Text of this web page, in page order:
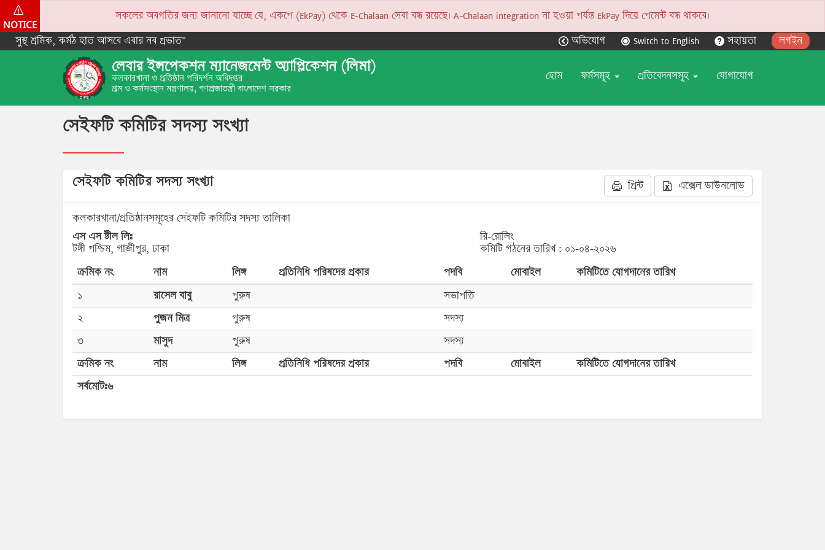
NOTICE
সকলের অবগতির জন্য জানানো যাচ্ছে যে, একপে (EkPay) থেকে E-Chalaan সেবা বন্ধ রয়েছে। A-Chalaan integration না হওয়া পর্যন্ত EkPay দিয়ে পেমেন্ট বন্ধ থাকবে।
সুস্থ শ্রমিক, কর্মঠ হাত আসবে এবার নব প্রভাত”
অভিযোগ Switch to English সহায়তা লগইন
লেবার ইন্সপেকশন ম্যানেজমেন্ট অ্যাপ্লিকেশন (লিমা)
কলকারখানা ও প্রতিষ্ঠান পরিদর্শন অধিদপ্তর
শ্রম ও কর্মসংস্থান মন্ত্রণালয়, গণপ্রজাতন্ত্রী বাংলাদেশ সরকার
হোম ফর্মসমূহ প্রতিবেদনসমূহ যোগাযোগ
সেইফটি কমিটির সদস্য সংখ্যা
সেইফটি কমিটির সদস্য সংখ্যা প্রিন্ট এক্সেল ডাউনলোড
কলকারখানা/প্রতিষ্ঠানসমূহের সেইফটি কমিটির সদস্য তালিকা
এস এস ষ্টীল লিঃ
টঙ্গী পশ্চিম, গাজীপুর, ঢাকা
রি-রোলিং
কমিটি গঠনের তারিখ : ০১-০৪-২০২৬
ক্রমিক নং
নাম লিঙ্গ প্রতিনিধি পরিষদের প্রকার পদবি মোবাইল
কমিটিতে যোগদানের তারিখ
১
রাসেল বাবু পুরুষ
সভাপতি
২
পুজন মিত্র পুরুষ
সদস্য
৩
মাসুদ পুরুষ
সদস্য
ক্রমিক নং
নাম লিঙ্গ প্রতিনিধি পরিষদের প্রকার পদবি মোবাইল
কমিটিতে যোগদানের তারিখ
সর্বমোটঃ৬